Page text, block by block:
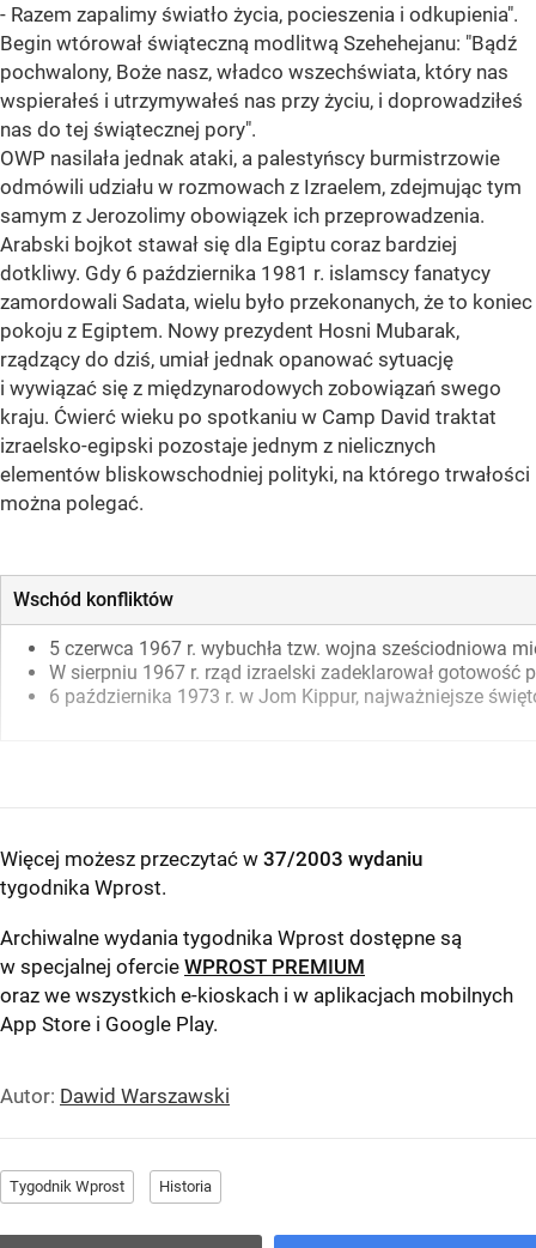
- Razem zapalimy światło życia, pocieszenia i odkupienia".
Begin wtórował świąteczną modlitwą Szehehejanu: "Bądź
pochwalony, Boże nasz, władco wszechświata, który nas
wspierałeś i utrzymywałeś nas przy życiu, i doprowadziłeś
nas do tej świątecznej pory".
OWP nasilała jednak ataki, a palestyńscy burmistrzowie
odmówili udziału w rozmowach z Izraelem, zdejmując tym
samym z Jerozolimy obowiązek ich przeprowadzenia.
Arabski bojkot stawał się dla Egiptu coraz bardziej
dotkliwy. Gdy 6 października 1981 r. islamscy fanatycy
zamordowali Sadata, wielu było przekonanych, że to koniec
pokoju z Egiptem. Nowy prezydent Hosni Mubarak,
rządzący do dziś, umiał jednak opanować sytuację
i wywiązać się z międzynarodowych zobowiązań swego
kraju. Ćwierć wieku po spotkaniu w Camp David traktat
izraelsko-egipski pozostaje jednym z nielicznych
elementów bliskowschodniej polityki, na którego trwałości
można polegać.
Wschód konfliktów
5 czerwca 1967 r. wybuchła tzw. wojna sześciodniowa
W sierpniu 1967 r. rząd izraelski zadeklarował
6 października 1973 r. w Jom Kippur, najważniejsze
Więcej możesz przeczytać w 37/2003 wydaniu
tygodnika Wprost.
Archiwalne wydania tygodnika Wprost dostępne są
w specjalnej ofercie WPROST PREMIUM
oraz we wszystkich e-kioskach i w aplikacjach mobilnych
App Store i Google Play.
Autor: Dawid Warszawski
Tygodnik Wprost Historia